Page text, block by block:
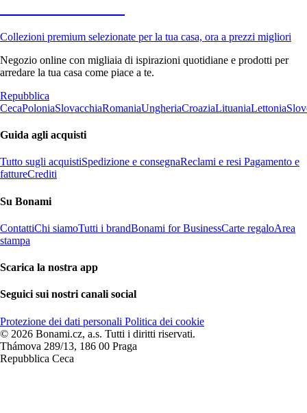
Collezioni premium selezionate per la tua casa, ora a prezzi migliori
Negozio online con migliaia di ispirazioni quotidiane e prodotti per
arredare la tua casa come piace a te.
Repubblica
CecaPoloniaSlovacchiaRomaniaUngheriaCroaziaLituaniaLettonia
Guida agli acquisti
Tutto sugli acquistiSpedizione e consegnaReclami e resi Pagamento e
fattureCrediti
Su Bonami
ContattiChi siamoTutti i brandBonami for BusinessCarte regaloArea
stampa
Scarica la nostra app
Seguici sui nostri canali social
Protezione dei dati personali Politica dei cookie
© 2026 Bonami.cz, a.s. Tutti i diritti riservati.
Thámova 289/13, 186 00 Praga
Repubblica Ceca